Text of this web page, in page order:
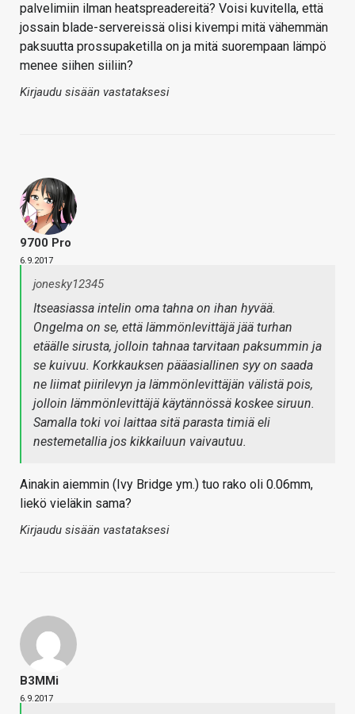
palvelimiin ilman heatspreadereitä? Voisi kuvitella, että
jossain blade-servereissä olisi kivempi mitä vähemmän
paksuutta prossupaketilla on ja mitä suorempaan lämpö
menee siihen siiliin?
Kirjaudu sisään vastataksesi
9700 Pro
6.9.2017
jonesky12345
Itseasiassa intelin oma tahna on ihan hyvää.
Ongelma on se, että lämmönlevittäjä jää turhan
etäälle sirusta, jolloin tahnaa tarvitaan paksummin ja
se kuivuu. Korkkauksen pääasiallinen syy on saada
ne liimat piirilevyn ja lämmönlevittäjän välistä pois,
jolloin lämmönlevittäjä käytännössä koskee siruun.
Samalla toki voi laittaa sitä parasta timiä eli
nestemetallia jos kikkailuun vaivautuu.
Ainakin aiemmin (Ivy Bridge ym.) tuo rako oli 0.06mm,
liekö vieläkin sama?
Kirjaudu sisään vastataksesi
B3MMi
6.9.2017